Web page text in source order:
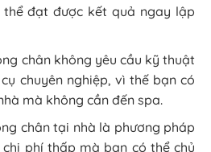
đạt được kết quả ngay lập
chân không yêu cầu kỹ thuật
chuyên nghiệp, vì thế bạn có
mà không cần đến spa.
chân tại nhà là phương pháp
phí thấp mà bạn có thể chủ